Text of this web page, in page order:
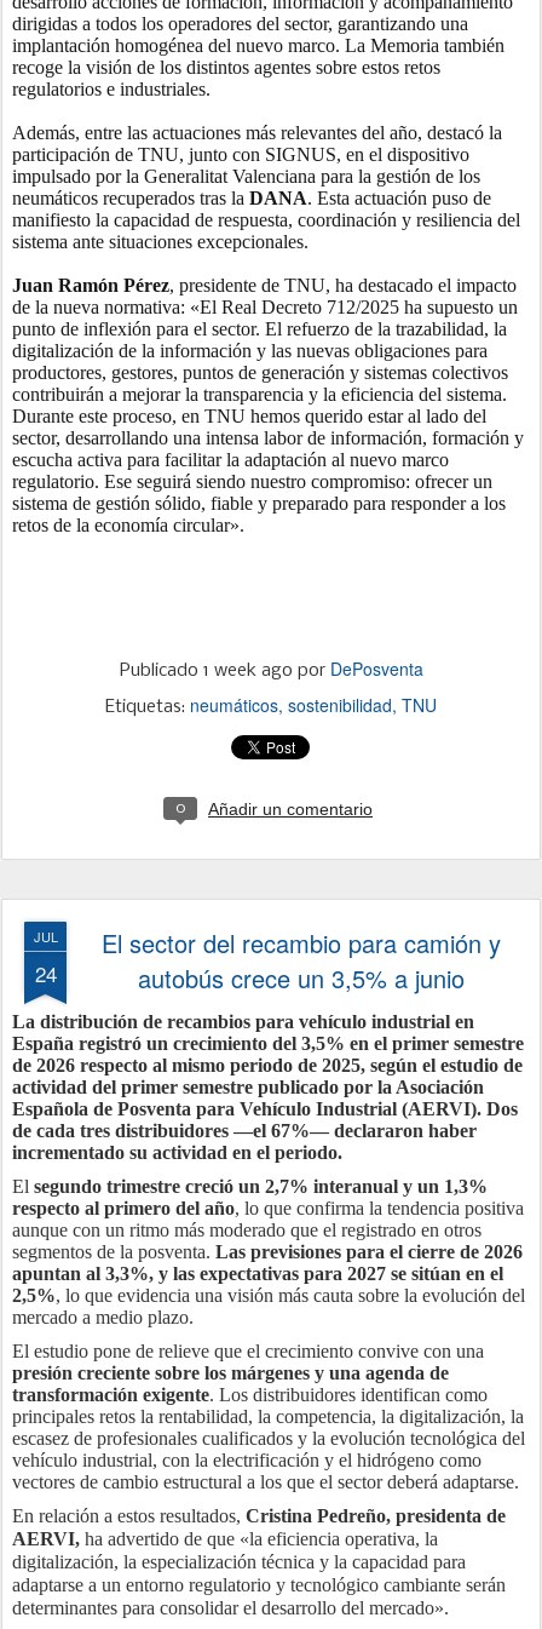
dirigidas a todos los operadores del sector, garantizando una
implantación homogénea del nuevo marco. La Memoria también
recoge la visión de los distintos agentes sobre estos retos
regulatorios e industriales.
Además, entre las actuaciones más relevantes del año, destacó la
participación de TNU, junto con SIGNUS, en el dispositivo
impulsado por la Generalitat Valenciana para la gestión de los
neumáticos recuperados tras la DANA. Esta actuación puso de
manifiesto la capacidad de respuesta, coordinación y resiliencia del
sistema ante situaciones excepcionales.
Juan Ramón Pérez, presidente de TNU, ha destacado el impacto
de la nueva normativa: «El Real Decreto 712/2025 ha supuesto un
punto de inflexión para el sector. El refuerzo de la trazabilidad, la
digitalización de la información y las nuevas obligaciones para
productores, gestores, puntos de generación y sistemas colectivos
contribuirán a mejorar la transparencia y la eficiencia del sistema.
Durante este proceso, en TNU hemos querido estar al lado del
sector, desarrollando una intensa labor de información, formación y
escucha activa para facilitar la adaptación al nuevo marco
regulatorio. Ese seguirá siendo nuestro compromiso: ofrecer un
sistema de gestión sólido, fiable y preparado para responder a los
retos de la economía circular».
Publicado 1 week ago por DePosventa
Etiquetas: neumáticos sostenibilidad TNU
0 Añadir un comentario
JUL
24
El sector del recambio para camión y
autobús crece un 3,5% a junio
La distribución de recambios para vehículo industrial en
España registró un crecimiento del 3,5% en el primer semestre
de 2026 respecto al mismo periodo de 2025, según el estudio de
actividad del primer semestre publicado por la Asociación
Española de Posventa para Vehículo Industrial (AERVI). Dos
de cada tres distribuidores —el 67%— declararon haber
incrementado su actividad en el periodo.
El segundo trimestre creció un 2,7% interanual y un 1,3%
respecto al primero del año, lo que confirma la tendencia positiva
aunque con un ritmo más moderado que el registrado en otros
segmentos de la posventa. Las previsiones para el cierre de 2026
apuntan al 3,3%, y las expectativas para 2027 se sitúan en el
2,5%, lo que evidencia una visión más cauta sobre la evolución del
mercado a medio plazo.
El estudio pone de relieve que el crecimiento convive con una
presión creciente sobre los márgenes y una agenda de
transformación exigente. Los distribuidores identifican como
principales retos la rentabilidad, la competencia, la digitalización, la
escasez de profesionales cualificados y la evolución tecnológica del
vehículo industrial, con la electrificación y el hidrógeno como
vectores de cambio estructural a los que el sector deberá adaptarse.
En relación a estos resultados, Cristina Pedreño, presidenta de
AERVI, ha advertido de que «la eficiencia operativa, la
digitalización, la especialización técnica y la capacidad para
adaptarse a un entorno regulatorio y tecnológico cambiante serán
determinantes para consolidar el desarrollo del mercado».